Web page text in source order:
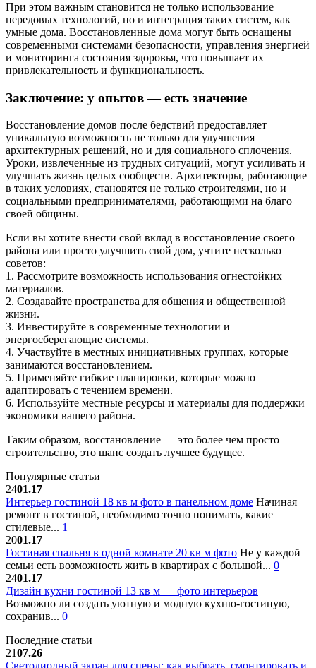
При этом важным становится не только использование
передовых технологий, но и интеграция таких систем, как
умные дома. Восстановленные дома могут быть оснащены
современными системами безопасности, управления энергией
и мониторинга состояния здоровья, что повышает их
привлекательность и функциональность.
Заключение: у опытов — есть значение
Восстановление домов после бедствий предоставляет
уникальную возможность не только для улучшения
архитектурных решений, но и для социального сплочения.
Уроки, извлеченные из трудных ситуаций, могут усиливать и
улучшать жизнь целых сообществ. Архитекторы, работающие
в таких условиях, становятся не только строителями, но и
социальными предпринимателями, работающими на благо
своей общины.
Если вы хотите внести свой вклад в восстановление своего
района или просто улучшить свой дом, учтите несколько
советов:
1. Рассмотрите возможность использования огнестойких
материалов.
2. Создавайте пространства для общения и общественной
жизни.
3. Инвестируйте в современные технологии и
энергосберегающие системы.
4. Участвуйте в местных инициативных группах, которые
занимаются восстановлением.
5. Применяйте гибкие планировки, которые можно
адаптировать с течением времени.
6. Используйте местные ресурсы и материалы для поддержки
экономики вашего района.
Таким образом, восстановление — это более чем просто
строительство, это шанс создать лучшее будущее.
Популярные статьи
2401.17
Интерьер гостиной 18 кв м фото в панельном доме Начиная
ремонт в гостиной, необходимо точно понимать, какие
стилевые... 1
2001.17
Гостиная спальня в одной комнате 20 кв м фото Не у каждой
семьи есть возможность жить в квартирах с большой... 0
2401.17
Дизайн кухни гостиной 13 кв м — фото интерьеров
Возможно ли создать уютную и модную кухню-гостиную,
сохранив... 0
Последние статьи
2107.26